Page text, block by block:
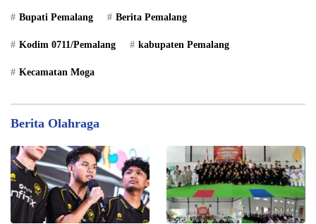
Bupati Pemalang Berita Pemalang
Kodim 0711/Pemalang kabupaten Pemalang
Kecamatan Moga
Berita Olahraga